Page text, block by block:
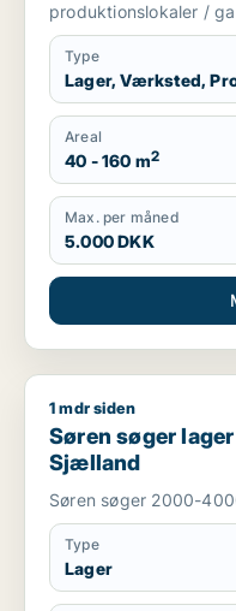
produktionslokaler /
Type
Lager, Værksted,
Areal
40 - 160 m2
Max. per måned
5.000 DKK
Søren søger lager til
1 mdr siden
Søren søger
Sjælland
Søren søger 2000-
Type
Lager